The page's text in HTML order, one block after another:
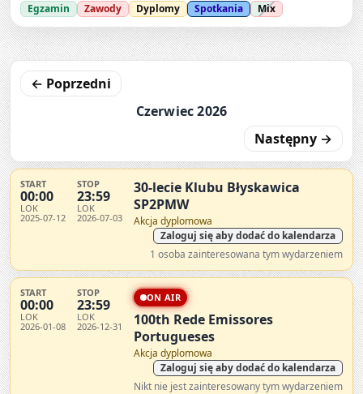
Egzamin Zawody Dyplomy Spotkania Mix
← Poprzedni
Czerwiec 2026
Następny →
START
00:00
LOK
2025-07-12
STOP
23:59
LOK
2026-07-03
30-lecie Klubu Błyskawica
SP2PMW
Akcja dyplomowa
Zaloguj się aby dodać do kalendarza
1 osoba zainteresowana tym wydarzeniem
START
00:00
LOK
2026-01-08
STOP
23:59
LOK
2026-12-31
ON AIR
100th Rede Emissores
Portugueses
Akcja dyplomowa
Zaloguj się aby dodać do kalendarza
Nikt nie jest zainteresowany tym wydarzeniem